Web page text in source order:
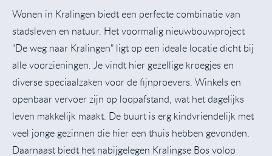
Wonen in Kralingen biedt een perfecte combinatie van
stadsleven en natuur. Het voormalig nieuwbouwproject
"De weg naar Kralingen" ligt op een ideale locatie dicht bij
alle voorzieningen. Je vindt hier gezellige kroegjes en
diverse speciaalzaken voor de fijnproevers. Winkels en
openbaar vervoer zijn op loopafstand, wat het dagelijks
leven makkelijk maakt. De buurt is erg kindvriendelijk met
veel jonge gezinnen die hier een thuis hebben gevonden.
Daarnaast biedt het nabijgelegen Kralingse Bos volop